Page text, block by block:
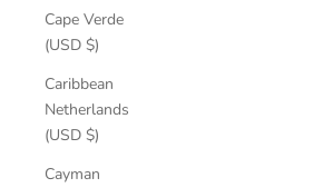
Cape Verde
(USD $)
Caribbean
Netherlands
(USD $)
Cayman